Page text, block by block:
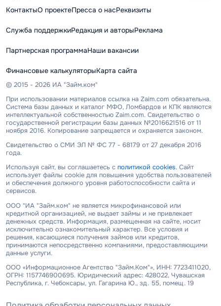
КонтактыО проектеПресса о насРеквизиты
Служба поддержкиРедакция и авторыРеклама
Партнерская программаНаши вакансии
Финансовые калькуляторыКарта сайта
© 2015 - 2026 ИА "Займ.ком"
При использовании материалов ссылка на Zaim.com обязательна.
Система базы данных и каталог МФО, Ломбардов и КПК являются
интеллектуальной собственностью Zaim.com. Свидетельство о
государственной регистрации базы данных №2016621516 от 11
ноября 2016. Копирование запрещается и охраняется законом.
Свидетельство о СМИ ЭЛ № ФС 77 - 68179 от 27 декабря 2016
года.
Используя сайт, вы соглашаетесь с политикой cookies. Сайт
использует файлы cookie для повышения удобства пользователей
и обеспечения должного уровня работоспособности сайта и
сервисов.
ООО "ИА "Займ.ком" не является микрофинансовой или
кредитной организацией, не выдает займы и не привлекает
денежных средств. Информация, размещенная на сайте, носит
исключительно ознакомительный характер. Все условия и
решения, касающиеся получения займов или кредитов,
принимаются непосредственно компаниями, предоставляющими
данные услуги.
ООО «Информационное Агентство "Займ.Ком"», ИНН: 7723411020,
ОГРН: 1157746900695. Юридический адрес: 428022, Чувашская
Республика, г. Чебоксары, ул. Гагарина Ю., зд. 55, помещ. 19